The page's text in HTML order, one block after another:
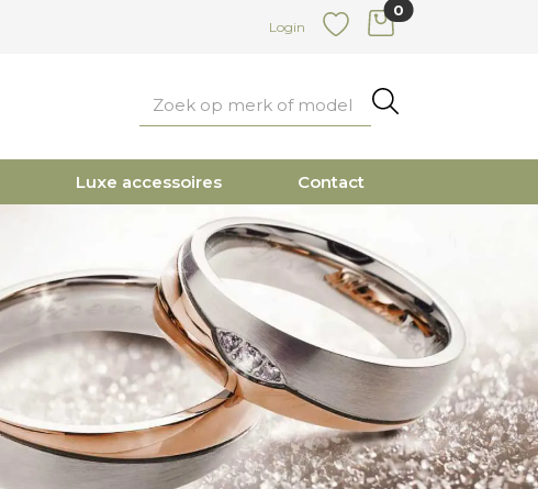
Login
0
items in cart
Luxe accessoires Contact